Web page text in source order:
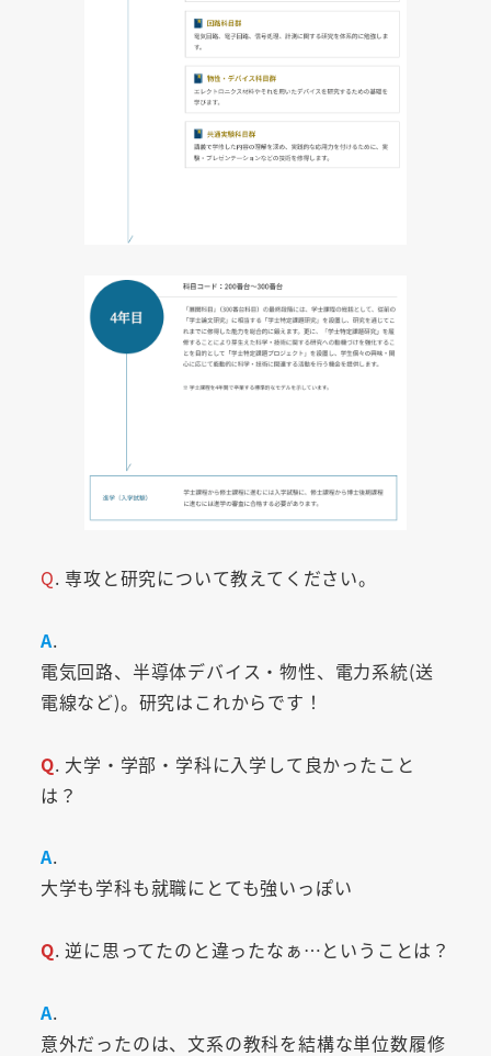
Q. 専攻と研究について教えてください。
A.
電気回路、半導体デバイス・物性、電力系統(送
電線など)。研究はこれからです！
Q. 大学・学部・学科に入学して良かったこと
は？
A.
大学も学科も就職にとても強いっぽい
Q. 逆に思ってたのと違ったなぁ…ということは？
A.
意外だったのは、文系の教科を結構な単位数履修